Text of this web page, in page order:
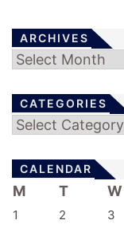
ARCHIVES
Archives
CATEGORIES
Categories
CALENDAR
M T W
1 2 3